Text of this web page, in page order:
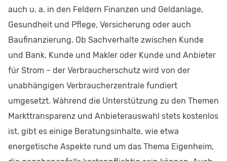
auch u. a. in den Feldern Finanzen und Geldanlage,
Gesundheit und Pflege, Versicherung oder auch
Baufinanzierung. Ob Sachverhalte zwischen Kunde
und Bank, Kunde und Makler oder Kunde und Anbieter
für Strom – der Verbraucherschutz wird von der
unabhängigen Verbraucherzentrale fundiert
umgesetzt. Während die Unterstützung zu den Themen
Markttransparenz und Anbieterauswahl stets kostenlos
ist, gibt es einige Beratungsinhalte, wie etwa
energetische Aspekte rund um das Thema Eigenheim,